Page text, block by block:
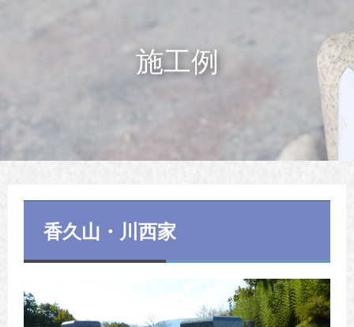
施工例
香久山・川西家